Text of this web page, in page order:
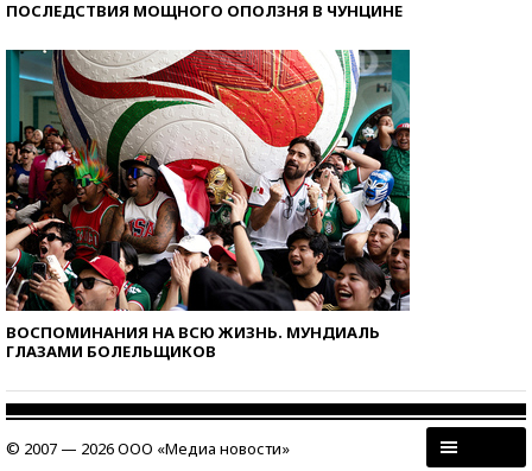
ПОСЛЕДСТВИЯ МОЩНОГО ОПОЛЗНЯ В ЧУНЦИНЕ
ВОСПОМИНАНИЯ НА ВСЮ ЖИЗНЬ. МУНДИАЛЬ
ГЛАЗАМИ БОЛЕЛЬЩИКОВ
© 2007 — 2026 ООО «Медиа новости»